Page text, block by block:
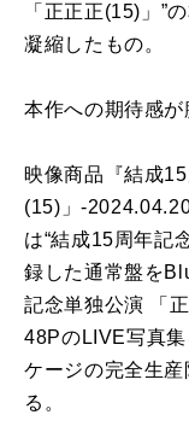
「正正正(15) 」”
凝縮したもの。
本作への期待感が
映像商品『結成15
(15) 」-
は“結成15周年記
録した通常盤を
記念単独公演 「
48Pの LIVE写真
ケージの完全生
る。